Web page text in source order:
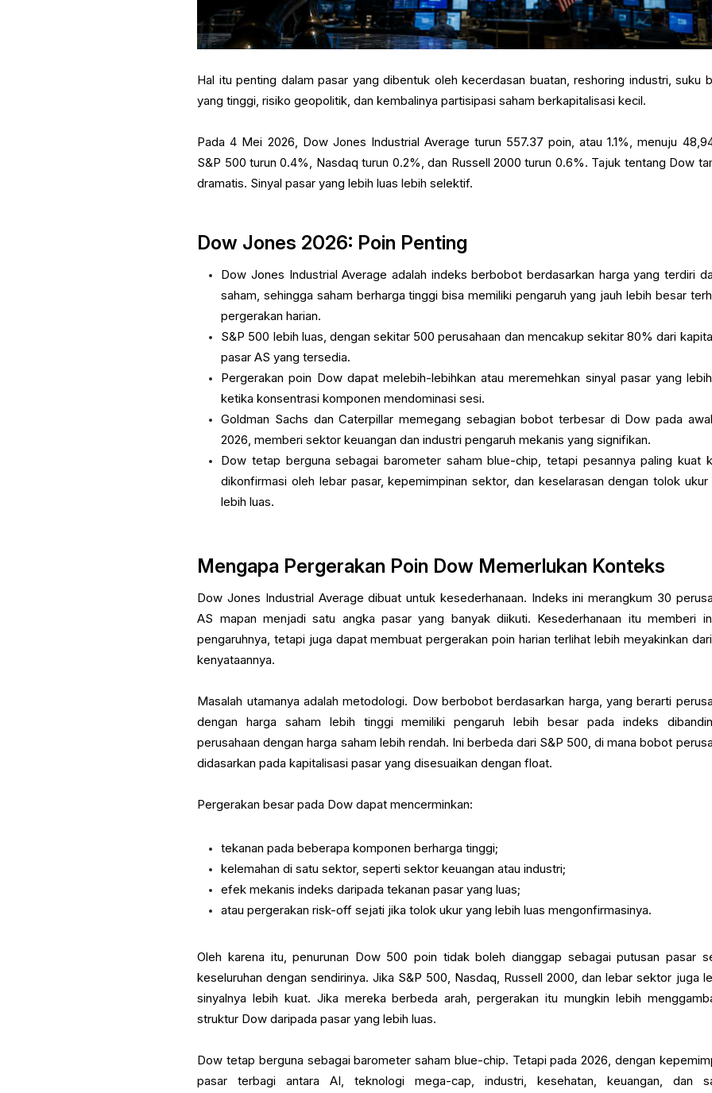
Hal itu penting dalam pasar yang dibentuk oleh kecerdasan buatan, reshoring industri, suku
yang tinggi, risiko geopolitik, dan kembalinya partisipasi saham berkapitalisasi kecil.
Pada 4 Mei 2026, Dow Jones Industrial Average turun 557.37 poin, atau 1.1%, menuju
S&P 500 turun 0.4%, Nasdaq turun 0.2%, dan Russell 2000 turun 0.6%. Tajuk tentang Dow
dramatis. Sinyal pasar yang lebih luas lebih selektif.
Dow Jones 2026: Poin Penting
Dow Jones Industrial Average adalah indeks berbobot berdasarkan harga yang terdiri
saham, sehingga saham berharga tinggi bisa memiliki pengaruh yang jauh lebih besar
pergerakan harian.
S&P 500 lebih luas, dengan sekitar 500 perusahaan dan mencakup sekitar 80% dari
pasar AS yang tersedia.
Pergerakan poin Dow dapat melebih-lebihkan atau meremehkan sinyal pasar yang
ketika konsentrasi komponen mendominasi sesi.
Goldman Sachs dan Caterpillar memegang sebagian bobot terbesar di Dow pada
2026, memberi sektor keuangan dan industri pengaruh mekanis yang signifikan.
Dow tetap berguna sebagai barometer saham blue-chip, tetapi pesannya paling kuat
dikonfirmasi oleh lebar pasar, kepemimpinan sektor, dan keselarasan dengan tolok ukur
lebih luas.
Mengapa Pergerakan Poin Dow Memerlukan Konteks
Dow Jones Industrial Average dibuat untuk kesederhanaan. Indeks ini merangkum 30
AS mapan menjadi satu angka pasar yang banyak diikuti. Kesederhanaan itu memberi
pengaruhnya, tetapi juga dapat membuat pergerakan poin harian terlihat lebih meyakinkan
kenyataannya.
Masalah utamanya adalah metodologi. Dow berbobot berdasarkan harga, yang berarti
dengan harga saham lebih tinggi memiliki pengaruh lebih besar pada indeks
perusahaan dengan harga saham lebih rendah. Ini berbeda dari S&P 500, di mana bobot
didasarkan pada kapitalisasi pasar yang disesuaikan dengan float.
Pergerakan besar pada Dow dapat mencerminkan:
tekanan pada beberapa komponen berharga tinggi;
kelemahan di satu sektor, seperti sektor keuangan atau industri;
efek mekanis indeks daripada tekanan pasar yang luas;
atau pergerakan risk-off sejati jika tolok ukur yang lebih luas mengonfirmasinya.
Oleh karena itu, penurunan Dow 500 poin tidak boleh dianggap sebagai putusan pasar
keseluruhan dengan sendirinya. Jika S&P 500, Nasdaq, Russell 2000, dan lebar sektor juga
sinyalnya lebih kuat. Jika mereka berbeda arah, pergerakan itu mungkin lebih
struktur Dow daripada pasar yang lebih luas.
Dow tetap berguna sebagai barometer saham blue-chip. Tetapi pada 2026, dengan
pasar terbagi antara AI, teknologi mega-cap, industri, kesehatan, keuangan, dan